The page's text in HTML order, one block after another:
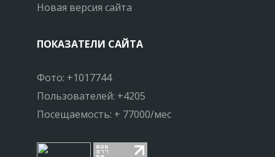
Новая версия сайта
ПОКАЗАТЕЛИ САЙТА
Фото: +1017744
Пользователей: +4205
Посещаемость: + 77000/мес